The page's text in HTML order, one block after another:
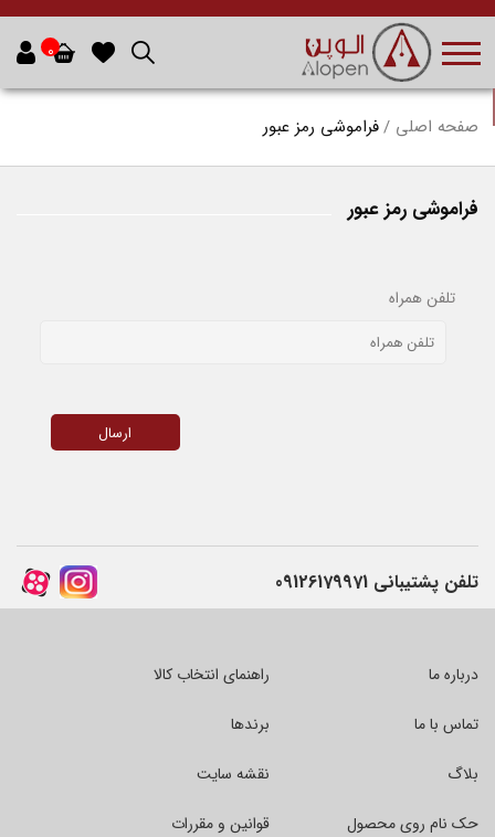
0
صفحه اصلی فراموشی رمز عبور
فراموشی رمز عبور
تلفن همراه
تلفن پشتیبانی 09126179971
درباره ما
تماس با ما
بلاگ
حک نام روی محصول
راهنمای انتخاب کالا
برندها
نقشه سایت
قوانین و مقررات